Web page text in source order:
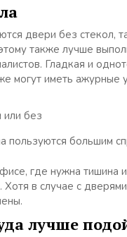
двери без стекол,
также лучше
Гладкая и
могут иметь
пользуются большим
где нужна тишина
в случае с
лучше